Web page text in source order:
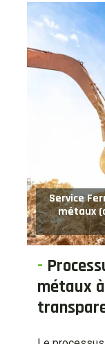
Service
métaux
-
métaux